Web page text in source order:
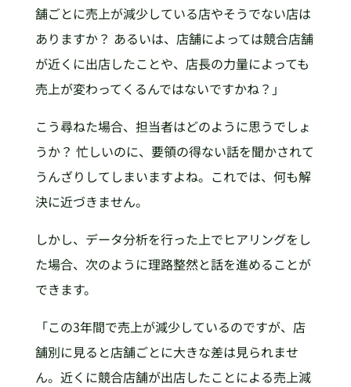
舗ごとに売上が減少している店やそうでない店は
ありますか？ あるいは、店舗によっては競合店舗
が近くに出店したことや、店長の力量によっても
売上が変わってくるんではないですかね？」
こう尋ねた場合、担当者はどのように思うでしょ
うか？ 忙しいのに、要領の得ない話を聞かされて
うんざりしてしまいますよね。これでは、何も解
決に近づきません。
しかし、データ分析を行った上でヒアリングをし
た場合、次のように理路整然と話を進めることが
できます。
「この3年間で売上が減少しているのですが、店
舗別に見ると店舗ごとに大きな差は見られませ
ん。近くに競合店舗が出店したことによる売上減